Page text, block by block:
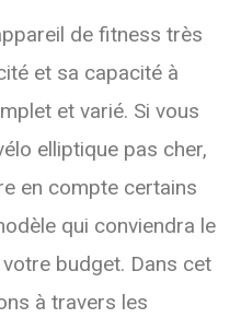
de fitness très
et sa capacité à
et varié. Si vous
elliptique pas cher,
en compte certains
qui conviendra le
budget. Dans cet
à travers les